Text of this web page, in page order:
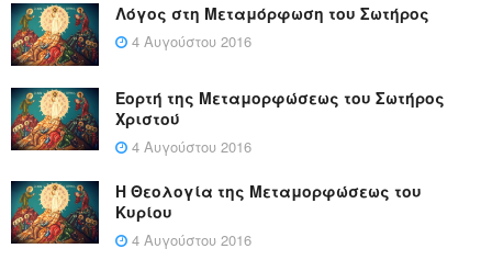
Λόγος στη Μεταμόρφωση του Σωτήρος
4 Αυγούστου 2016
Εορτή της Μεταμορφώσεως του Σωτήρος
Χριστού
4 Αυγούστου 2016
Η Θεολογία της Μεταμορφώσεως του
Κυρίου
4 Αυγούστου 2016